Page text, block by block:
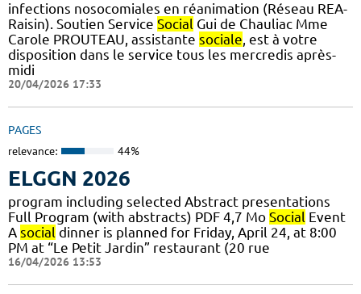
infections nosocomiales en réanimation (Réseau REA-
Raisin). Soutien Service Social Gui de Chauliac Mme
Carole PROUTEAU, assistante sociale, est à votre
disposition dans le service tous les mercredis après-
midi
20/04/2026 17:33
PAGES
relevance: 44%
ELGGN 2026
program including selected Abstract presentations
Full Program (with abstracts) PDF 4,7 Mo Social Event
A social dinner is planned for Friday, April 24, at 8:00
PM at “Le Petit Jardin” restaurant (20 rue
16/04/2026 13:53